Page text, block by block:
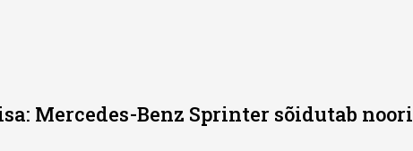
Mercedes-Benz Sprinter sõidutab noori